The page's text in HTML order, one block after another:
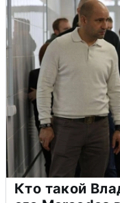
Кто такой